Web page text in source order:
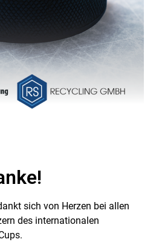
sich von Herzen bei allen
des internationalen